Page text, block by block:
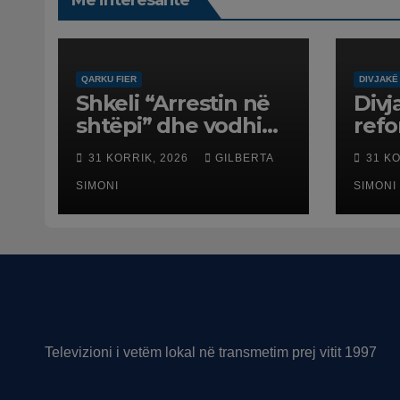
QARKU FIER
Shkeli “Arrestin në
shtëpi” dhe vodhi
automjetin,
arrestohet 43-
vjeçari
31 KORRIK, 2026 GILBERTA
SIMONI
DIVJAKË
31
SIMONI
Televizioni i vetëm lokal në transmetim prej vitit 1997